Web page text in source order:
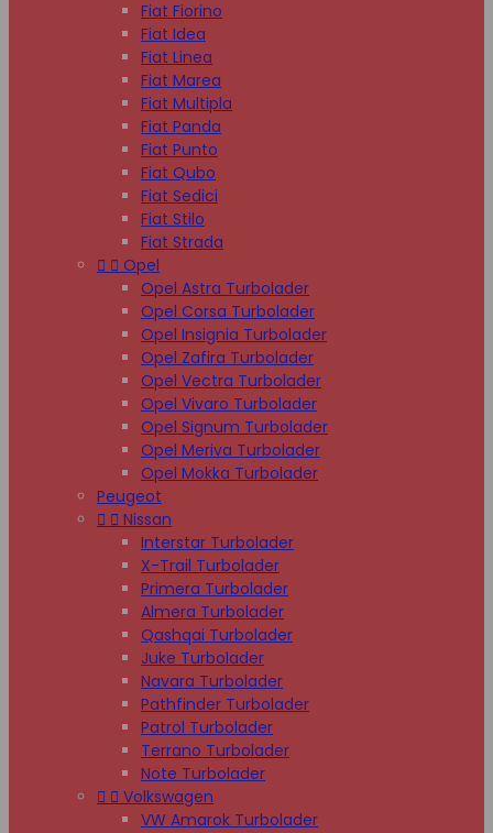
Fiat Fiorino
Fiat Idea
Fiat Linea
Fiat Marea
Fiat Multipla
Fiat Panda
Fiat Punto
Fiat Qubo
Fiat Sedici
Fiat Stilo
Fiat Strada
  Opel
Opel Astra Turbolader
Opel Corsa Turbolader
Opel Insignia Turbolader
Opel Zafira Turbolader
Opel Vectra Turbolader
Opel Vivaro Turbolader
Opel Signum Turbolader
Opel Meriva Turbolader
Opel Mokka Turbolader
Peugeot
  Nissan
Interstar Turbolader
X-Trail Turbolader
Primera Turbolader
Almera Turbolader
Qashqai Turbolader
Juke Turbolader
Navara Turbolader
Pathfinder Turbolader
Patrol Turbolader
Terrano Turbolader
Note Turbolader
  Volkswagen
VW Amarok Turbolader